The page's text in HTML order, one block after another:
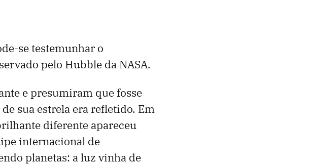
se testemunhar o
pelo Hubble da NASA.
e presumiram que fosse
sua estrela era refletido. Em
diferente apareceu
internacional de
planetas: a luz vinha de